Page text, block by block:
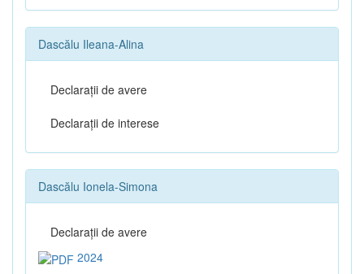
Dascălu Ileana-Alina
Declaraţii de avere
Declaraţii de interese
Dascălu Ionela-Simona
Declaraţii de avere
2024